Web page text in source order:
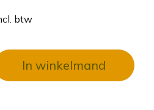
btw
In winkelmand